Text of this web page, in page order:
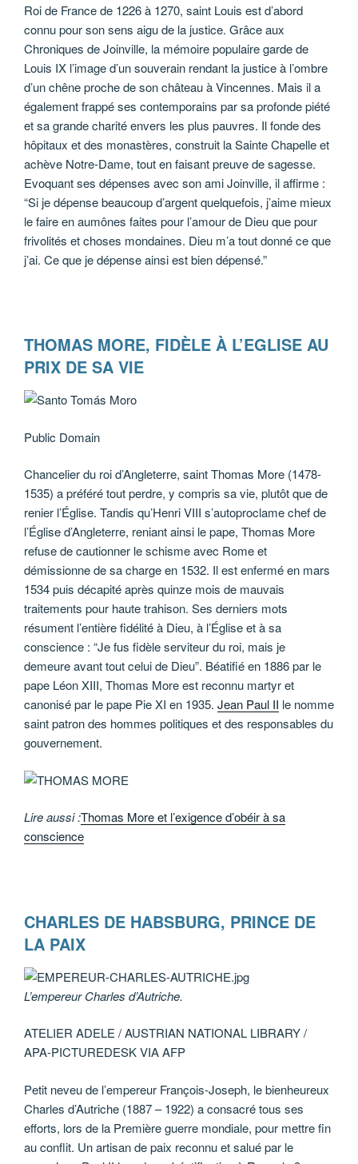
Roi de France de 1226 à 1270, saint Louis est d’abord
connu pour son sens aigu de la justice. Grâce aux
Chroniques de Joinville, la mémoire populaire garde de
Louis IX l’image d’un souverain rendant la justice à l’ombre
d’un chêne proche de son château à Vincennes. Mais il a
également frappé ses contemporains par sa profonde piété
et sa grande charité envers les plus pauvres. Il fonde des
hôpitaux et des monastères, construit la Sainte Chapelle et
achève Notre-Dame, tout en faisant preuve de sagesse.
Evoquant ses dépenses avec son ami Joinville, il affirme :
“Si je dépense beaucoup d’argent quelquefois, j’aime mieux
le faire en aumônes faites pour l’amour de Dieu que pour
frivolités et choses mondaines. Dieu m’a tout donné ce que
j’ai. Ce que je dépense ainsi est bien dépensé.”
THOMAS MORE, FIDÈLE À L’EGLISE AU
PRIX DE SA VIE
Public Domain
Chancelier du roi d’Angleterre, saint Thomas More (1478-
1535) a préféré tout perdre, y compris sa vie, plutôt que de
renier l’Église. Tandis qu’Henri VIII s’autoproclame chef de
l’Église d’Angleterre, reniant ainsi le pape, Thomas More
refuse de cautionner le schisme avec Rome et
démissionne de sa charge en 1532. Il est enfermé en mars
1534 puis décapité après quinze mois de mauvais
traitements pour haute trahison. Ses derniers mots
résument l’entière fidélité à Dieu, à l’Église et à sa
conscience : “Je fus fidèle serviteur du roi, mais je
demeure avant tout celui de Dieu”. Béatifié en 1886 par le
pape Léon XIII, Thomas More est reconnu martyr et
canonisé par le pape Pie XI en 1935. Jean Paul II le nomme
saint patron des hommes politiques et des responsables du
gouvernement.
Lire aussi :Thomas More et l’exigence d’obéir à sa
conscience
CHARLES DE HABSBURG, PRINCE DE
LA PAIX
L’empereur Charles d’Autriche.
ATELIER ADELE / AUSTRIAN NATIONAL LIBRARY /
APA-PICTUREDESK VIA AFP
Petit neveu de l’empereur François-Joseph, le bienheureux
Charles d’Autriche (1887 – 1922) a consacré tous ses
efforts, lors de la Première guerre mondiale, pour mettre fin
au conflit. Un artisan de paix reconnu et salué par le